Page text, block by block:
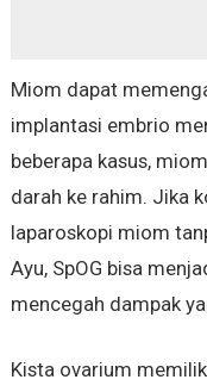
Miom dapat
implantasi embrio
beberapa kasus,
darah ke rahim. Jika
laparoskopi miom
Ayu, SpOG bisa
mencegah dampak
Kista ovarium